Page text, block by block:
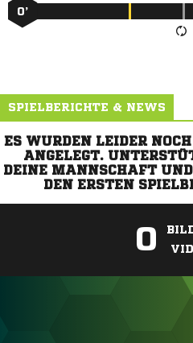
0’
SPIELBERICHTE & NEWS
ES WURDEN LEIDER
ANGELEGT.
DEINE MANNSCHAFT
DEN ERSTEN
0